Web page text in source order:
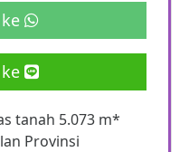
tanah 5.073 m*
Provinsi